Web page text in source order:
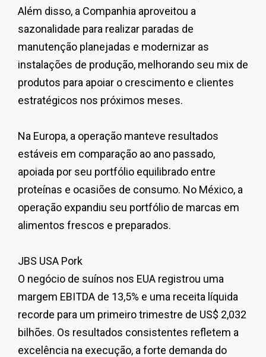
Além disso, a Companhia aproveitou a
sazonalidade para realizar paradas de
manutenção planejadas e modernizar as
instalações de produção, melhorando seu mix de
produtos para apoiar o crescimento e clientes
estratégicos nos próximos meses.
Na Europa, a operação manteve resultados
estáveis em comparação ao ano passado,
apoiada por seu portfólio equilibrado entre
proteínas e ocasiões de consumo. No México, a
operação expandiu seu portfólio de marcas em
alimentos frescos e preparados.
JBS USA Pork
O negócio de suínos nos EUA registrou uma
margem EBITDA de 13,5% e uma receita líquida
recorde para um primeiro trimestre de US$ 2,032
bilhões. Os resultados consistentes refletem a
excelência na execução, a forte demanda do